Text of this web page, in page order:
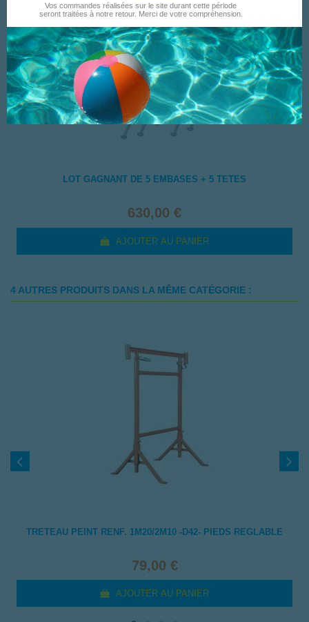
LOT GAGNANT DE 5 EMBASES + 5 TETES
630,00 €
AJOUTER AU PANIER
4 AUTRES PRODUITS DANS LA MÊME CATÉGORIE :
TRETEAU PEINT RENF. 1M20/2M10 -D42- PIEDS REGLABLE
79,00 €
AJOUTER AU PANIER
Vos commandes réalisées sur le site durant cette période
seront traitées à notre retour. Merci de votre compréhension.